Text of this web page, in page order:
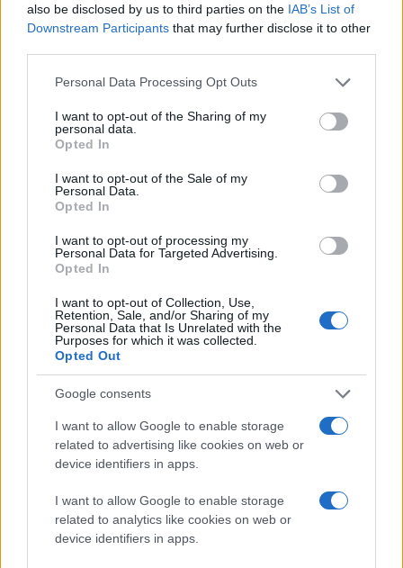
also be disclosed by us to third parties on the IAB’s List of
Downstream Participants that may further disclose it to other
Please note that this website/app uses one or more Google
not limited to your visit or usage behaviour. You may click to
grant or deny consent to Google and its third-party tags to
use your data for below specified purposes in below Google
consent section.
Personal Data Processing Opt Outs
I want to opt-out of the Sharing of my
personal data.
Opted In
I want to opt-out of the Sale of my
Personal Data.
Opted In
I want to opt-out of processing my
Personal Data for Targeted Advertising.
Opted In
I want to opt-out of Collection, Use,
Retention, Sale, and/or Sharing of my
Personal Data that Is Unrelated with the
Purposes for which it was collected.
Opted Out
Google consents
I want to allow Google to enable storage
related to advertising like cookies on web or
device identifiers in apps.
I want to allow Google to enable storage
related to analytics like cookies on web or
device identifiers in apps.
Τετάρτη 08 Μαΐου 2019, 18:01
Δεν είμαι πολιτικός. Ψηφίστε με!
Τετάρτη 17 Απριλίου 2019, 20:00
ΑΠΟΨΕΙΣ
Τετάρτη 03 Απριλίου 2019, 20:00
Τουρισμός στα τυφλά
ΑΠΟΨΕΙΣ